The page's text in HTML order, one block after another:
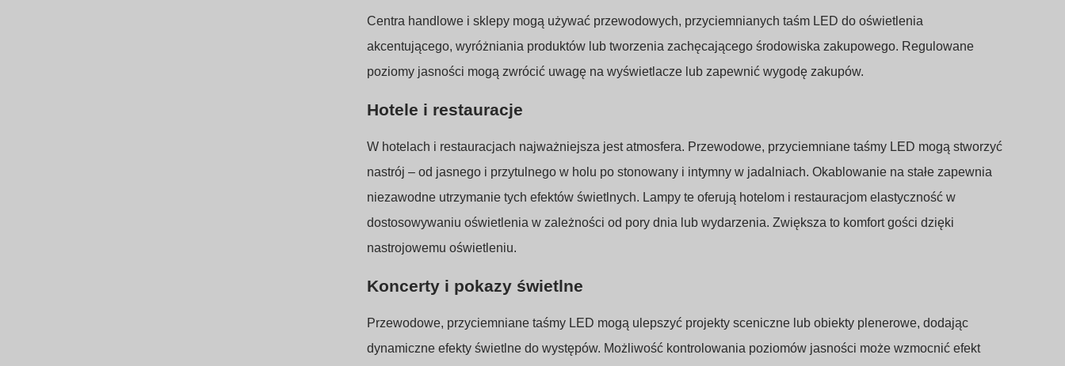
Centra handlowe i sklepy mogą używać przewodowych, przyciemnianych taśm LED do oświetlenia
akcentującego, wyróżniania produktów lub tworzenia zachęcającego środowiska zakupowego. Regulowane
poziomy jasności mogą zwrócić uwagę na wyświetlacze lub zapewnić wygodę zakupów.
Hotele i restauracje
W hotelach i restauracjach najważniejsza jest atmosfera. Przewodowe, przyciemniane taśmy LED mogą stworzyć
nastrój – od jasnego i przytulnego w holu po stonowany i intymny w jadalniach. Okablowanie na stałe zapewnia
niezawodne utrzymanie tych efektów świetlnych. Lampy te oferują hotelom i restauracjom elastyczność w
dostosowywaniu oświetlenia w zależności od pory dnia lub wydarzenia. Zwiększa to komfort gości dzięki
nastrojowemu oświetleniu.
Koncerty i pokazy świetlne
Przewodowe, przyciemniane taśmy LED mogą ulepszyć projekty sceniczne lub obiekty plenerowe, dodając
dynamiczne efekty świetlne do występów. Możliwość kontrolowania poziomów jasności może wzmocnić efekt